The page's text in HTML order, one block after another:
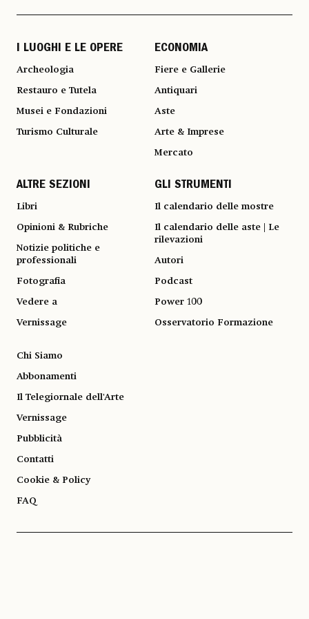
I LUOGHI E LE OPERE
Archeologia
Restauro e Tutela
Musei e Fondazioni
Turismo Culturale
ECONOMIA
Fiere e Gallerie
Antiquari
Aste
Arte & Imprese
Mercato
ALTRE SEZIONI
Libri
Opinioni & Rubriche
Notizie politiche e
professionali
Fotografia
Vedere a
Vernissage
GLI STRUMENTI
Il calendario delle mostre
Il calendario delle aste | Le
rilevazioni
Autori
Podcast
Power 100
Osservatorio Formazione
Chi Siamo
Abbonamenti
Il Telegiornale dell'Arte
Vernissage
Pubblicità
Contatti
Cookie & Policy
FAQ